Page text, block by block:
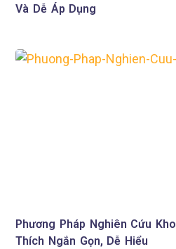
Và Dễ Áp Dụng
Phương Pháp Nghiên Cứu
Thích Ngắn Gọn, Dễ Hiểu